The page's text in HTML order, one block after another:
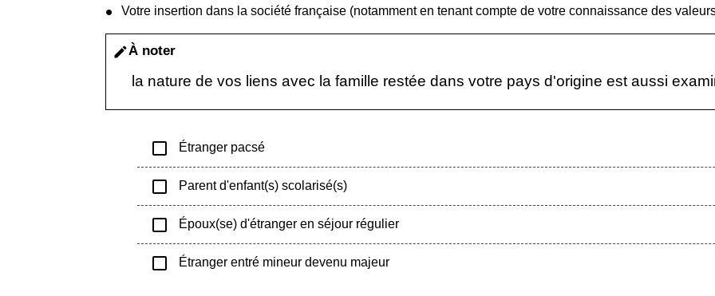
Votre insertion dans la société française (notamment en tenant compte de votre connaissance des
editÀ noter
la nature de vos liens avec la famille restée dans votre pays d'origine est aussi
check_box_outline_blank Étranger pacsé
check_box_outline_blank Parent d'enfant(s) scolarisé(s)
check_box_outline_blank Époux(se) d'étranger en séjour régulier
check_box_outline_blank Étranger entré mineur devenu majeur